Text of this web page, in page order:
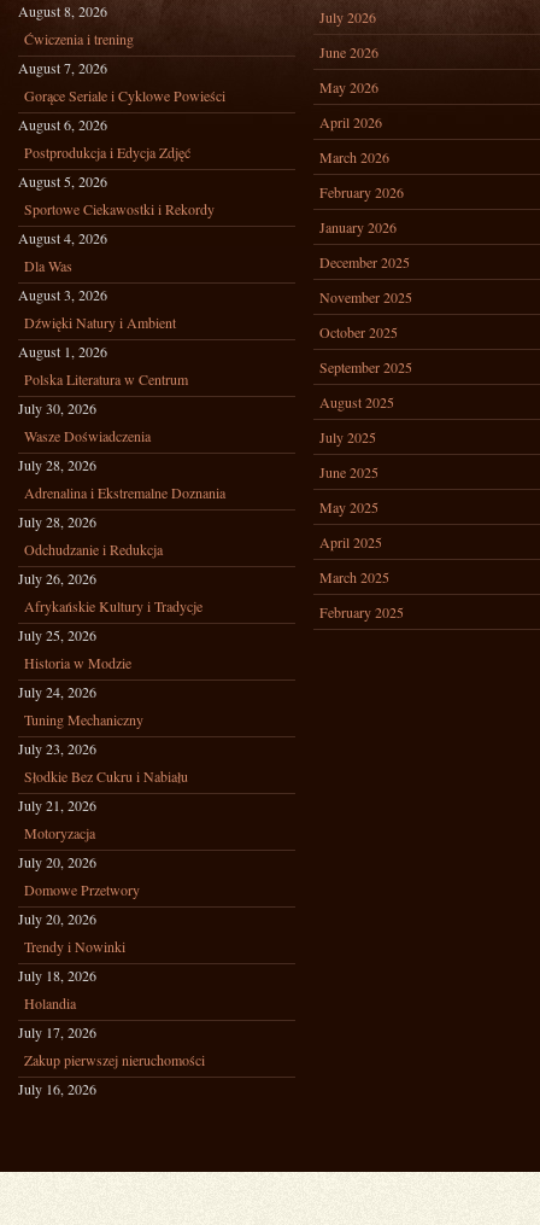
August 8, 2026
Ćwiczenia i trening
August 7, 2026
Gorące Seriale i Cyklowe Powieści
August 6, 2026
Postprodukcja i Edycja Zdjęć
August 5, 2026
Sportowe Ciekawostki i Rekordy
August 4, 2026
Dla Was
August 3, 2026
Dźwięki Natury i Ambient
August 1, 2026
Polska Literatura w Centrum
July 30, 2026
Wasze Doświadczenia
July 28, 2026
Adrenalina i Ekstremalne Doznania
July 28, 2026
Odchudzanie i Redukcja
July 26, 2026
Afrykańskie Kultury i Tradycje
July 25, 2026
Historia w Modzie
July 24, 2026
Tuning Mechaniczny
July 23, 2026
Słodkie Bez Cukru i Nabiału
July 21, 2026
Motoryzacja
July 20, 2026
Domowe Przetwory
July 20, 2026
Trendy i Nowinki
July 18, 2026
Holandia
July 17, 2026
Zakup pierwszej nieruchomości
July 16, 2026
July 2026
June 2026
May 2026
April 2026
March 2026
February 2026
January 2026
December 2025
November 2025
October 2025
September 2025
August 2025
July 2025
June 2025
May 2025
April 2025
March 2025
February 2025